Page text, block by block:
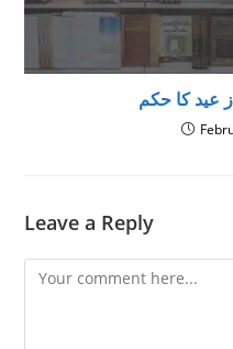
عید کا حکم
Leave a Reply
Comment